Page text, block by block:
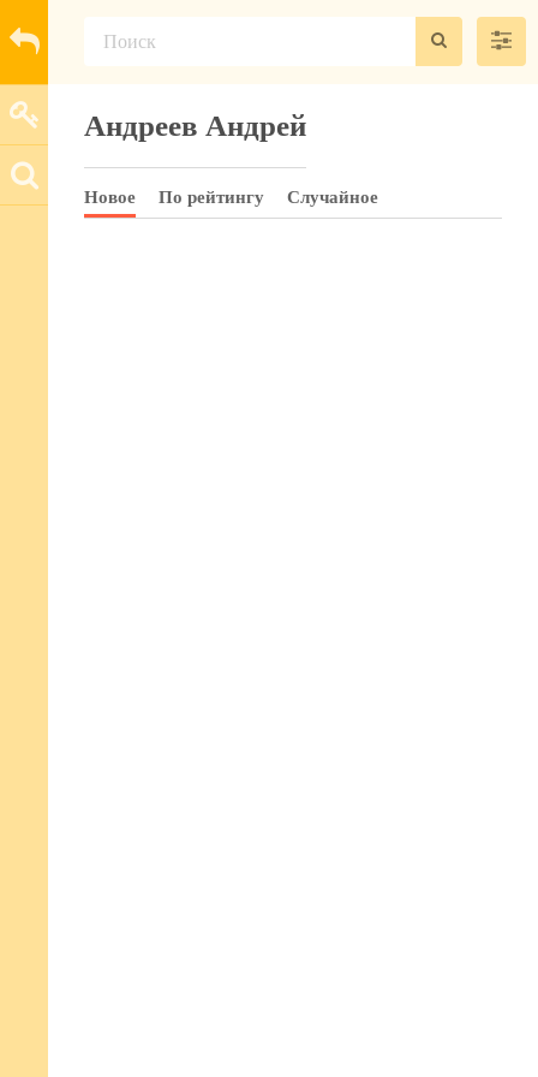
Андреев Андрей
Новое По рейтингу Случайное